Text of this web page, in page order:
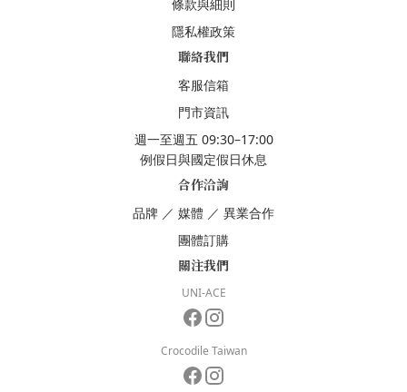
條款與細則
隱私權政策
聯絡我們
客服信箱
門市資訊
週一至週五 09:30–17:00
例假日與國定假日休息
合作洽詢
品牌 ／ 媒體 ／ 異業合作
團體訂購
關注我們
UNI-ACE
Crocodile Taiwan